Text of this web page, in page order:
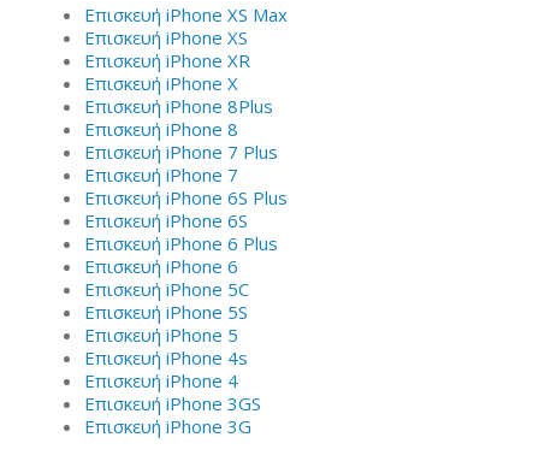
Επισκευή iPhone XS Max
Επισκευή iPhone XS
Επισκευή iPhone XR
Επισκευή iPhone X
Επισκευή iPhone 8Plus
Επισκευή iPhone 8
Επισκευή iPhone 7 Plus
Επισκευή iPhone 7
Επισκευή iPhone 6S Plus
Επισκευή iPhone 6S
Επισκευή iPhone 6 Plus
Επισκευή iPhone 6
Επισκευή iPhone 5C
Επισκευή iPhone 5S
Επισκευή iPhone 5
Επισκευή iPhone 4s
Επισκευή iPhone 4
Επισκευή iPhone 3GS
Επισκευή iPhone 3G